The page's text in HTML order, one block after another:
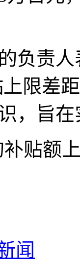
负责
限差
，旨
贴额
闻